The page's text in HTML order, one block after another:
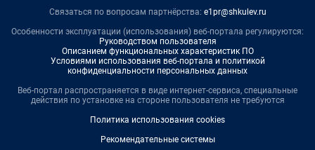
Связаться по вопросам партнёрства: e1pr@shkulev.ru
Особенности эксплуатации (использования) веб-портала регулируются:
Руководством пользователя
Описанием функциональных характеристик ПО
Условиями использования веб-портала и политикой
конфиденциальности персональных данных
Веб-портал распространяется в виде интернет-сервиса, специальные
действия по установке на стороне пользователя не требуются
Политика использования cookies
Рекомендательные системы